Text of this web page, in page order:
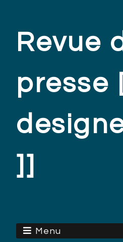
Revue
presse
]]
Menu